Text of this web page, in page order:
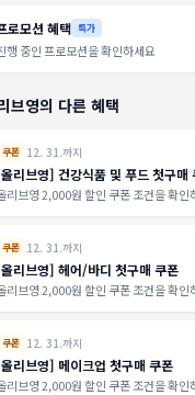
로모션 혜택 특가
행 중인 프로모션을 확인하세요
브영의 다른 혜택
쿠폰 12. 31.까지
리브영] 건강식품 및 푸드 첫구매
리브영 2,000원 할인 쿠폰 조건을 확인
쿠폰 12. 31.까지
리브영] 헤어/바디 첫구매 쿠폰
리브영 2,000원 할인 쿠폰 조건을 확인
쿠폰 12. 31.까지
리브영] 메이크업 첫구매 쿠폰
리브영 2,000원 할인 쿠폰 조건을 확인